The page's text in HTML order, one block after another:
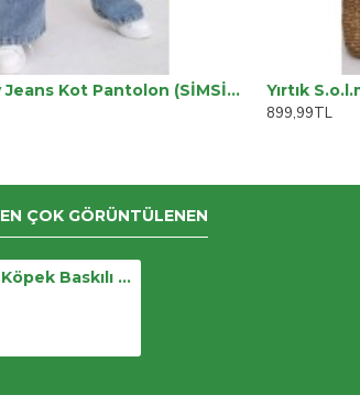
Lucci Move Siyah Skinny Jeans Kot Pantolon (SİMSİYAH)
899,99TL
EN ÇOK GÖRÜNTÜLENEN
6-9-12-18 Ay Köpek Baskılı Pamuk Penye Kumaş Erkek Bebek Takımı